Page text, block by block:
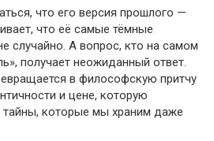
что его версия прошлого —
что её самые тёмные
случайно. А вопрос, кто на самом
получает неожиданный ответ.
в философскую притчу
и цене, которую
тайны, которые мы храним даже